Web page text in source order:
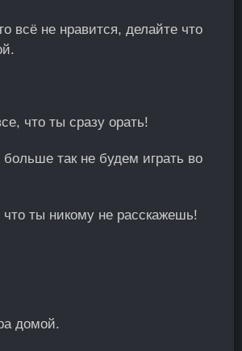
всё не нравится, делайте что
что ты сразу орать!
так не будем играть во
ты никому не расскажешь!
домой.